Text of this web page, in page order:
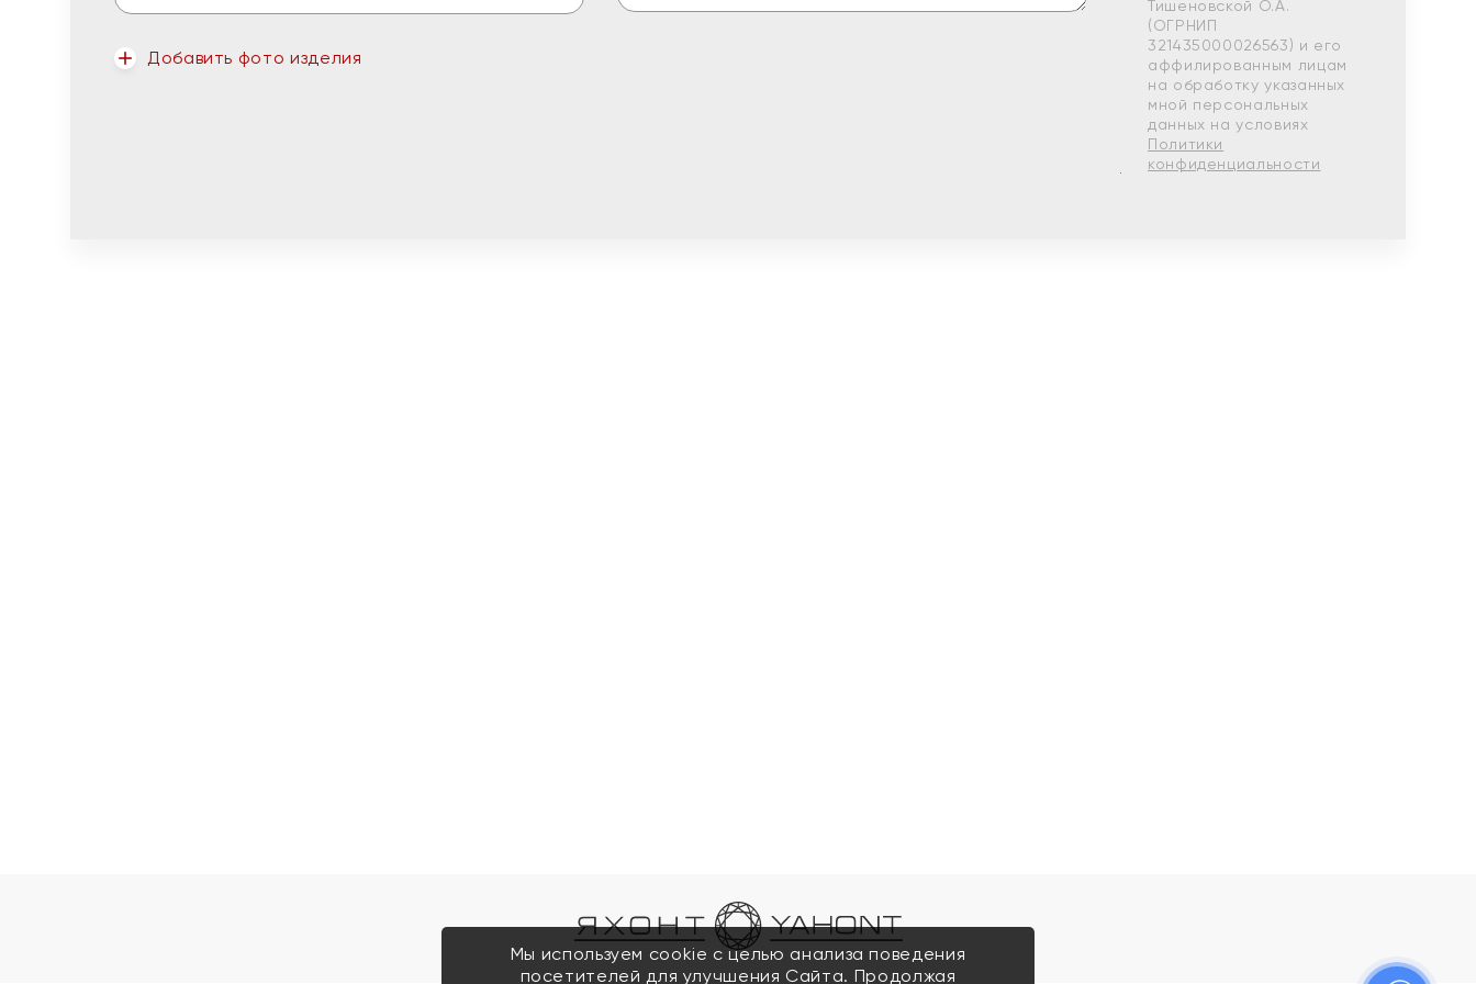
Добавить фото изделия
Тишеновской О.А.
(ОГРНИП
321435000026563) и его
аффилированным лицам
на обработку указанных
мной персональных
данных на условиях
Политики
конфиденциальности
Мы используем cookie с целью анализа поведения
посетителей для улучшения Сайта. Продолжая